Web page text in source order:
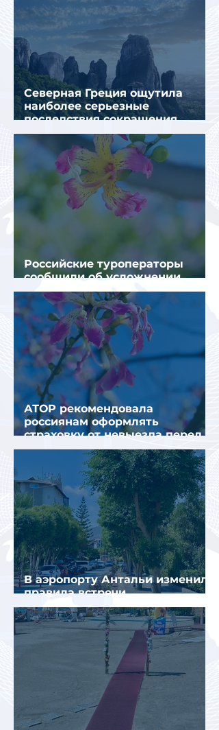
Северная Греция ощутила
наиболее серьезные
последствия сокращения
турпотока из России
Российские туроператоры
сообщили об усложнении
получения виз в Грецию
АТОР рекомендовала
россиянам оформлять
страховку от невыезда перед
поездкой в Грецию
В аэропорту Антальи изменили
правила встречи
организованных туристов